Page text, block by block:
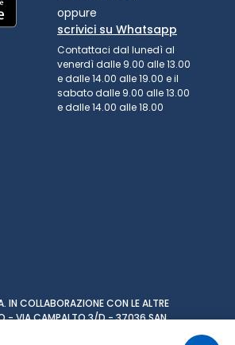
oppure
scrivici su Whatsapp
Contattaci dal lunedì al
venerdì dalle 9.00 alle 13.00
e dalle 14.00 alle 19.00 e il
sabato dalle 9.00 alle 13.00
e dalle 14.00 alle 18.00
IN COLLABORAZIONE CON LE ALTRE
- VIA CAMPALTO 3/D - 37036 SAN
(VR) - FAX +39 045 8782333 - PARTITA